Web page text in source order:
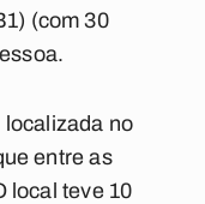
(com 30
no
entre as
local teve 10